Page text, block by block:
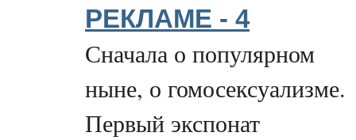
РЕКЛАМЕ - 4
Сначала о популярном
ныне, о гомосексуализме.
Первый экспонат